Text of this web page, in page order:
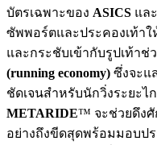
บัตรเฉพาะของ ASICS แล
ซัพพอร์ตและประคองเท้า
และกระชับเข้ากับรูปเท้าช่
(running economy) ซึ่งจะแ
ชัดเจนสำหรับนักวิ่งระยะไ
METARIDE™ จะช่วยดึงศั
อย่างถึงขีดสุดพร้อมมอบป